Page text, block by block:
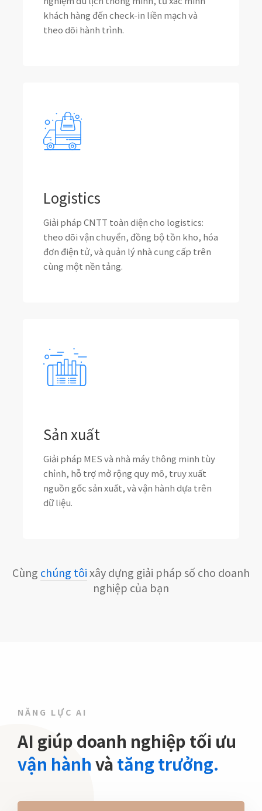
khách hàng đến check-in liền mạch và
theo dõi hành trình.
Logistics
Giải pháp CNTT toàn diện cho logistics:
theo dõi vận chuyển, đồng bộ tồn kho, hóa
đơn điện tử, và quản lý nhà cung cấp trên
cùng một nền tảng.
Sản xuất
Giải pháp MES và nhà máy thông minh tùy
chỉnh, hỗ trợ mở rộng quy mô, truy xuất
nguồn gốc sản xuất, và vận hành dựa trên
dữ liệu.
Cùng chúng tôixây dựng giải pháp số cho doanh
nghiệp của bạn
NĂNG LỰC AI
AI giúp doanh nghiệp tối ưu
vận hành và tăng trưởng.